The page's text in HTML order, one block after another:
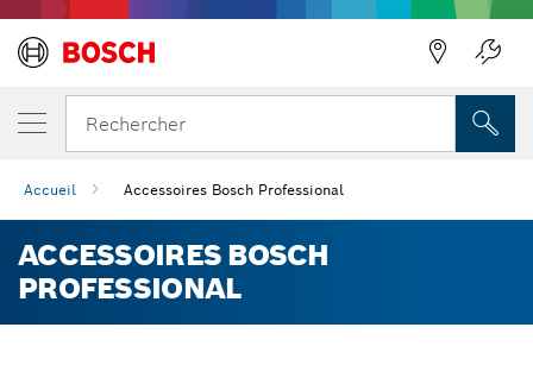
Rechercher
Accueil Accessoires Bosch Professional
ACCESSOIRES BOSCH
PROFESSIONAL